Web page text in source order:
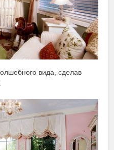
вида, сделав